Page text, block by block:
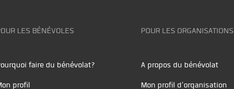
LES BÉNÉVOLES
faire du bénévolat?
profil
POUR LES ORGANISATIONS
A propos du bénévolat
Mon profil d'organisation